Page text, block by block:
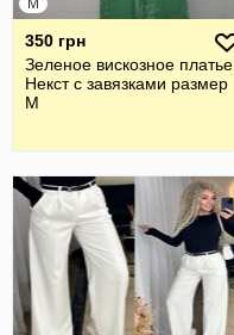
M
350 грн
Зеленое вискозное платье
Некст с завязками размер
М